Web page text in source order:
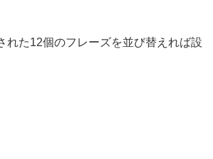
れた12個のフレーズを並び替えれば設